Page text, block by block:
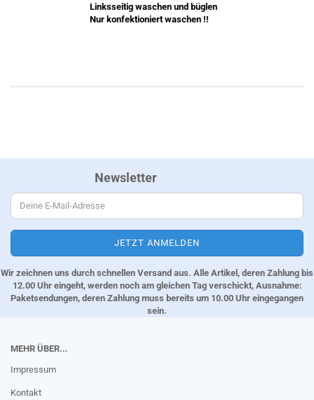
Linksseitig waschen und büglen
Nur konfektioniert waschen !!
Newsletter
Wir zeichnen uns durch schnellen Versand aus. Alle Artikel, deren Zahlung bis
12.00 Uhr eingeht, werden noch am gleichen Tag verschickt, Ausnahme:
Paketsendungen, deren Zahlung muss bereits um 10.00 Uhr eingegangen
sein.
MEHR ÜBER...
Impressum
Kontakt